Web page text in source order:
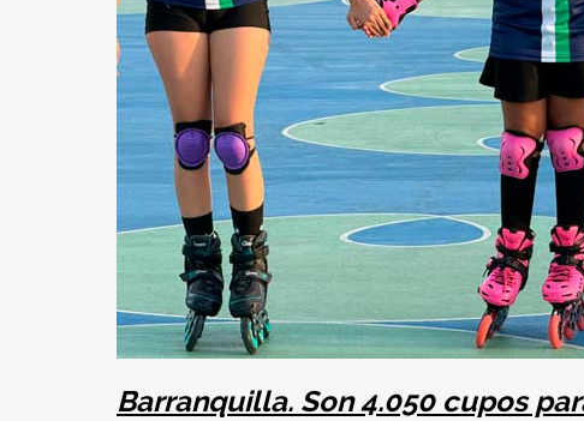
Barranquilla. Son 4.050 cupos